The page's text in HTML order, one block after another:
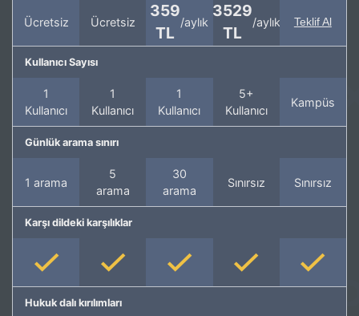
Ücretsiz Ücretsiz
359
TL
/aylık
3529
TL
/aylık Teklif Al
Kullanıcı Sayısı
1
Kullanıcı
1
Kullanıcı
1
Kullanıcı
5+
Kullanıcı
Kampüs
Günlük arama sınırı
1 arama
5
arama
30
arama
Sınırsız Sınırsız
Karşı dildeki karşılıklar
Hukuk dalı kırılımları